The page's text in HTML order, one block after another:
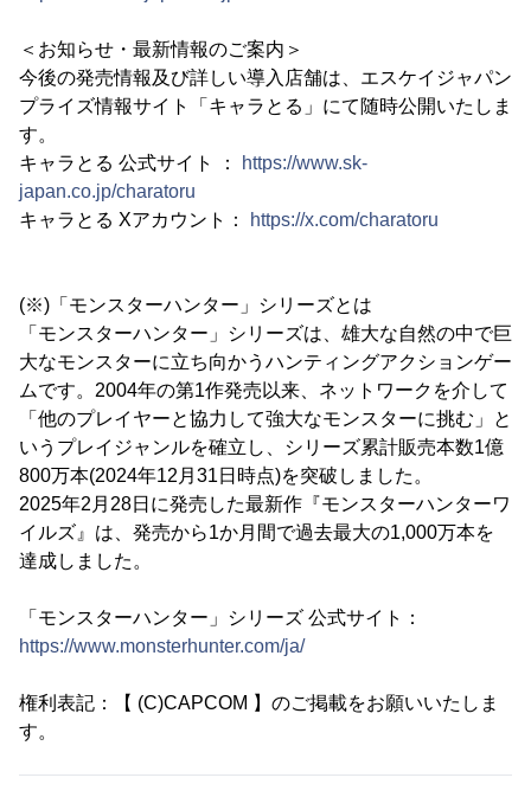
＜お知らせ・最新情報のご案内＞
今後の発売情報及び詳しい導入店舗は、エスケイジャパン
プライズ情報サイト「キャラとる」にて随時公開いたしま
す。
キャラとる 公式サイト ：
https://www.sk-
japan.co.jp/charatoru
キャラとる Xアカウント：
https://x.com/charatoru
(※)「モンスターハンター」シリーズとは
「モンスターハンター」シリーズは、雄大な自然の中で巨
大なモンスターに立ち向かうハンティングアクションゲー
ムです。2004年の第1作発売以来、ネットワークを介して
「他のプレイヤーと協力して強大なモンスターに挑む」と
いうプレイジャンルを確立し、シリーズ累計販売本数1億
800万本(2024年12月31日時点)を突破しました。
2025年2月28日に発売した最新作『モンスターハンターワ
イルズ』は、発売から1か月間で過去最大の1,000万本を
達成しました。
「モンスターハンター」シリーズ 公式サイト：
https://www.monsterhunter.com/ja/
権利表記：【 (C)CAPCOM 】のご掲載をお願いいたしま
す。